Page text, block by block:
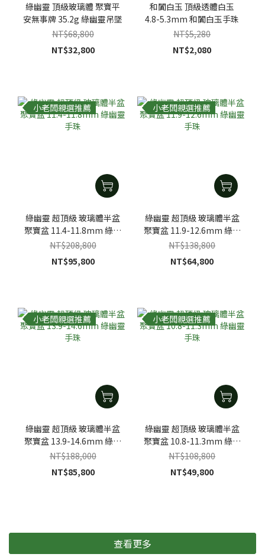
綠幽靈 頂級玻璃體 聚寶平
安無事牌 35.2g 綠幽靈吊墜
NT$68,800
NT$32,800
和闐白玉 頂級透體白玉
4.8-5.3mm 和闐白玉手珠
NT$5,280
NT$2,080
小老闆親選推薦
綠幽靈 超頂級 玻璃體半盆
聚寶盆 11.4-11.8mm 綠幽
靈手珠
NT$208,800
NT$95,800
小老闆親選推薦
綠幽靈 超頂級 玻璃體半盆
聚寶盆 11.9-12.6mm 綠幽
靈手珠
NT$138,800
NT$64,800
小老闆親選推薦
綠幽靈 超頂級 玻璃體半盆
聚寶盆 13.9-14.6mm 綠幽
靈手珠
NT$188,000
NT$85,800
小老闆親選推薦
綠幽靈 超頂級 玻璃體半盆
聚寶盆 10.8-11.3mm 綠幽
靈手珠
NT$108,800
NT$49,800
查看更多